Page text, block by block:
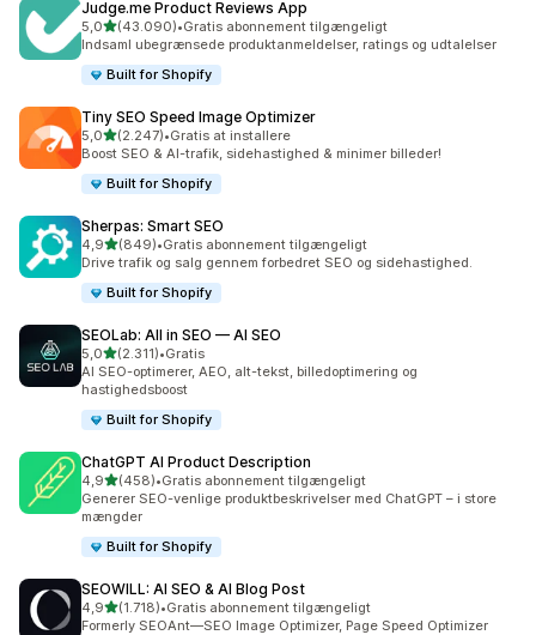
Judge.me Product Reviews App
5,0ud af 5 stjerner
(43.090)
43090 anmeldelser i alt
•Gratis abonnement tilgængeligt
Indsaml ubegrænsede produktanmeldelser, ratings og udtalelser
Built for Shopify
Tiny SEO Speed Image Optimizer
5,0ud af 5 stjerner
(2.247)
2247 anmeldelser i alt
•Gratis at installere
Boost SEO & AI-trafik, sidehastighed & minimer billeder!
Built for Shopify
Sherpas: Smart SEO
4,9ud af 5 stjerner
(849)
849 anmeldelser i alt
•Gratis abonnement tilgængeligt
Drive trafik og salg gennem forbedret SEO og sidehastighed.
Built for Shopify
SEOLab: All in SEO — AI SEO
5,0ud af 5 stjerner
(2.311)
2311 anmeldelser i alt
•Gratis
AI SEO-optimerer, AEO, alt-tekst, billedoptimering og
hastighedsboost
Built for Shopify
ChatGPT AI Product Description
4,9ud af 5 stjerner
(458)
458 anmeldelser i alt
•Gratis abonnement tilgængeligt
Generer SEO-venlige produktbeskrivelser med ChatGPT – i store
mængder
Built for Shopify
SEOWILL: AI SEO & AI Blog Post
4,9ud af 5 stjerner
(1.718)
1718 anmeldelser i alt
•Gratis abonnement tilgængeligt
Formerly SEOAnt—SEO Image Optimizer, Page Speed Optimizer